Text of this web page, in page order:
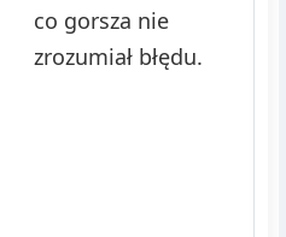
co gorsza nie
zrozumiał błędu.